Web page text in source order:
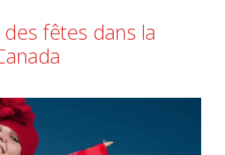
des fêtes dans la